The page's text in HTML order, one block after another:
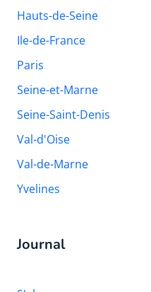
Hauts-de-Seine
Ile-de-France
Paris
Seine-et-Marne
Seine-Saint-Denis
Val-d'Oise
Val-de-Marne
Yvelines
Journal